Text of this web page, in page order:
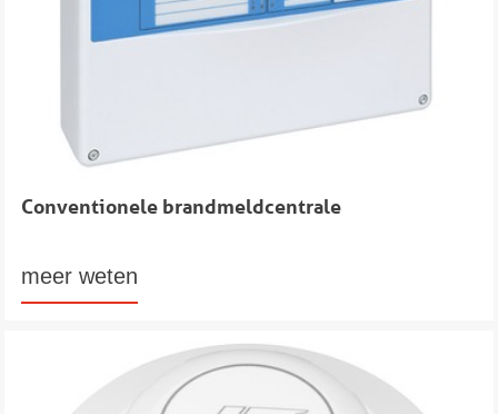
Conventionele brandmeldcentrale
meer weten